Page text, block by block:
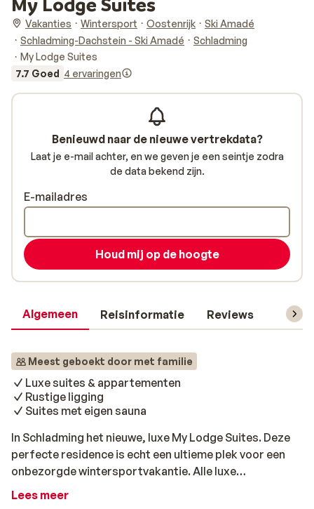
Vakanties Wintersport Oostenrijk
Ski Amadé
Schladming-Dachstein - Ski Amadé
Schladming
My Lodge Suites
7.7 Goed 4 ervaringen
Algemeen Reisinformatie Reviews
Meest geboekt door met familie
Luxe suites & appartementen
Rustige ligging
Suites met eigen sauna
In Schladming het nieuwe, luxe My Lodge Suites. Deze
perfecte residence is echt een ultieme plek voor een
onbezorgde wintersportvakantie. Alle luxe
appartementen en suites zijn in de typische Tiroolse
Lees meer
Benieuwd naar de nieuwe vertrekdata?
Laat je e-mail achter, en we geven je een seintje zodra
de data bekend zijn.
E-mailadres
Houd mij op de hoogte